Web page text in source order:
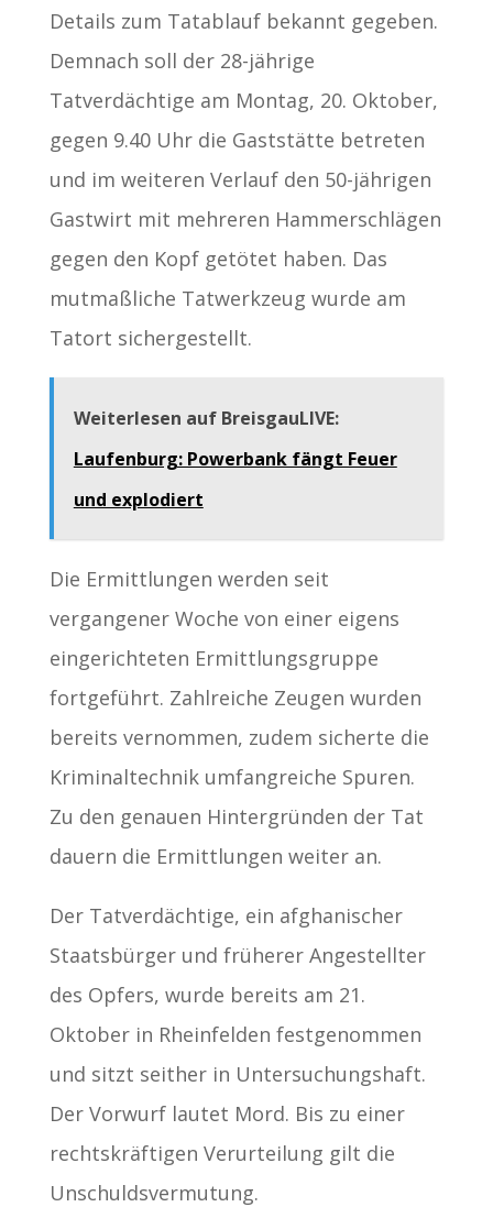
Details zum Tatablauf bekannt gegeben.
Demnach soll der 28-jährige
Tatverdächtige am Montag, 20. Oktober,
gegen 9.40 Uhr die Gaststätte betreten
und im weiteren Verlauf den 50-jährigen
Gastwirt mit mehreren Hammerschlägen
gegen den Kopf getötet haben. Das
mutmaßliche Tatwerkzeug wurde am
Tatort sichergestellt.
Weiterlesen auf BreisgauLIVE:
Laufenburg: Powerbank fängt Feuer
und explodiert
Die Ermittlungen werden seit
vergangener Woche von einer eigens
eingerichteten Ermittlungsgruppe
fortgeführt. Zahlreiche Zeugen wurden
bereits vernommen, zudem sicherte die
Kriminaltechnik umfangreiche Spuren.
Zu den genauen Hintergründen der Tat
dauern die Ermittlungen weiter an.
Der Tatverdächtige, ein afghanischer
Staatsbürger und früherer Angestellter
des Opfers, wurde bereits am 21.
Oktober in Rheinfelden festgenommen
und sitzt seither in Untersuchungshaft.
Der Vorwurf lautet Mord. Bis zu einer
rechtskräftigen Verurteilung gilt die
Unschuldsvermutung.